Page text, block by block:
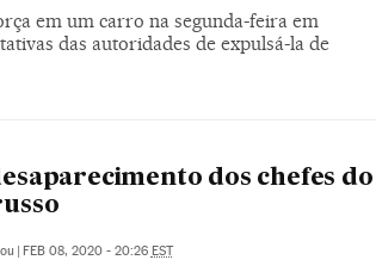
em um carro na segunda-feira em
das autoridades de expulsá-la de
dos chefes do
| FEB 08, 2020 - 20:26 EST